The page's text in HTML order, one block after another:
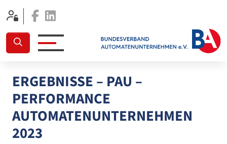
Facebook
ERGEBNISSE – PAU –
PERFORMANCE
AUTOMATENUNTERNEHMEN
2023